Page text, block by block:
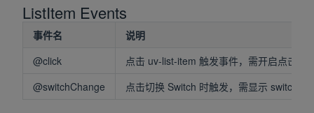
ListItem Events
事件名
说明
@click
点击 uv-list-item 触发事件，需开启点击反
@switchChange
点击切换 Switch 时触发，需显示 switch